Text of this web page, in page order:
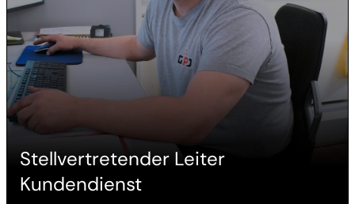
Stellvertretender Leiter
Kundendienst